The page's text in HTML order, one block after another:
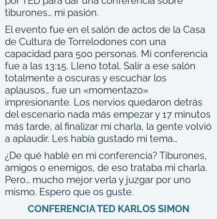
tiburones… mi pasión.
El evento fue en el salón de actos de la Casa
de Cultura de Torrelodones con una
capacidad para 500 personas. Mi conferencia
fue a las 13:15. Lleno total. Salir a ese salón
totalmente a oscuras y escuchar los
aplausos… fue un «momentazo»
impresionante. Los nervios quedaron detrás
del escenario nada más empezar y 17 minutos
más tarde, al finalizar mi charla, la gente volvió
a aplaudir. Les había gustado mi tema…
¿De qué hablé en mi conferencia? Tiburones,
amigos o enemigos, de eso trataba mi charla.
Pero… mucho mejor verla y juzgar por uno
mismo. Espero que os guste.
CONFERENCIA TED KARLOS SIMON